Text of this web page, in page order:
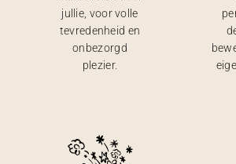
jullie, voor volle
tevredenheid en
onbezorgd
plezier.